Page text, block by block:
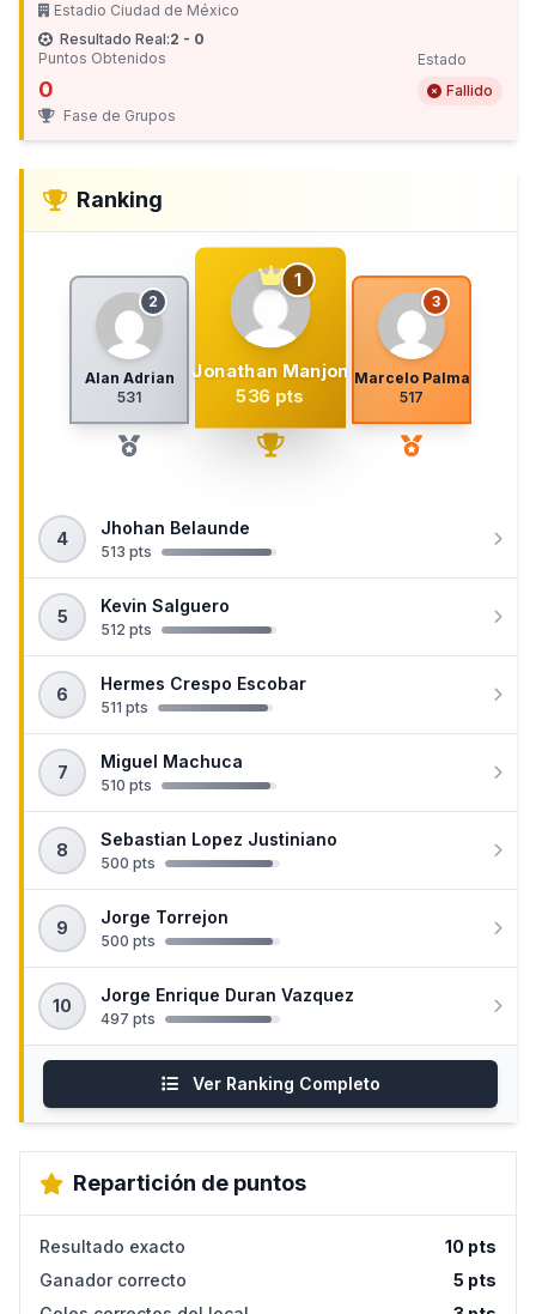
Estadio Ciudad de México
Resultado Real:2 - 0
Puntos Obtenidos
0
Estado
Fallido
Fase de Grupos
Ranking
2
Alan Adrian
531
1
Jonathan Manjon
536 pts
3
Marcelo Palma
517
4
Jhohan Belaunde
513 pts
5
Kevin Salguero
512 pts
6
Hermes Crespo Escobar
511 pts
7
Miguel Machuca
510 pts
8
Sebastian Lopez Justiniano
500 pts
9
Jorge Torrejon
500 pts
10
Jorge Enrique Duran Vazquez
497 pts
Ver Ranking Completo
Repartición de puntos
Resultado exacto
10 pts
Ganador correcto
5 pts